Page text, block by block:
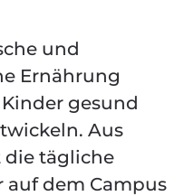
und
Ernährung
gesund
Aus
tägliche
auf dem Campus